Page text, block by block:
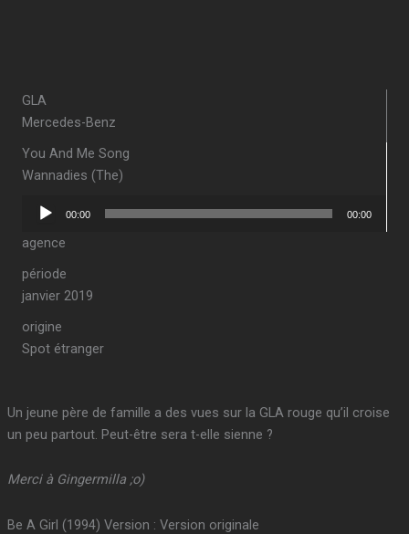
GLA
Mercedes-Benz
You And Me Song
Wannadies (The)
Lecteur
00:00 00:00
agence
période
janvier 2019
origine
Spot étranger
Un jeune père de famille a des vues sur la GLA rouge qu’il croise
un peu partout. Peut-être sera t-elle sienne ?
Merci à Gingermilla ;o)
Be A Girl (1994) Version : Version originale